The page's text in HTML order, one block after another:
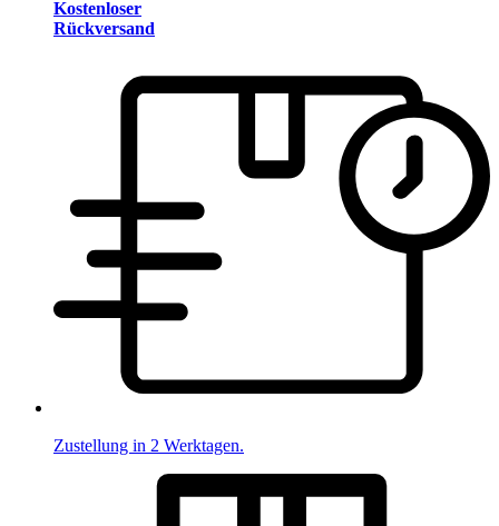
Kostenloser
Rückversand
Zustellung in 2 Werktagen.